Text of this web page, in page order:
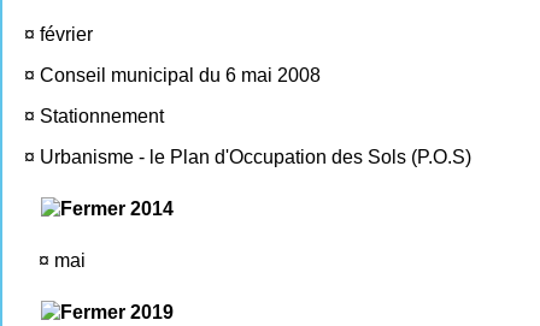
¤ février
¤ Conseil municipal du 6 mai 2008
¤ Stationnement
¤ Urbanisme - le Plan d'Occupation des Sols (P.O.S)
2014
¤ mai
2019